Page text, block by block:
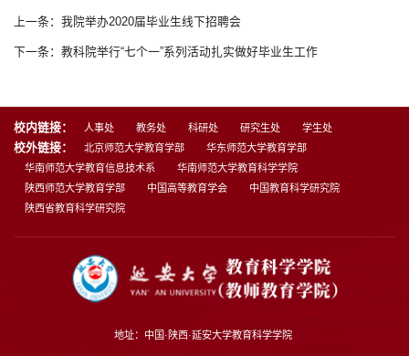
上一条：我院举办2020届毕业生线下招聘会
下一条：教科院举行“七个一”系列活动扎实做好毕业生工作
校内链接： 人事处 教务处 科研处 研究生处 学生处
校外链接： 北京师范大学教育学部
华东师范大学教育学部
华南师范大学教育信息技术系
华南师范大学教育科学学院
陕西师范大学教育学部
中国高等教育学会
中国教育科学研究院
陕西省教育科学研究院
地址：中国·陕西·延安大学教育科学学院